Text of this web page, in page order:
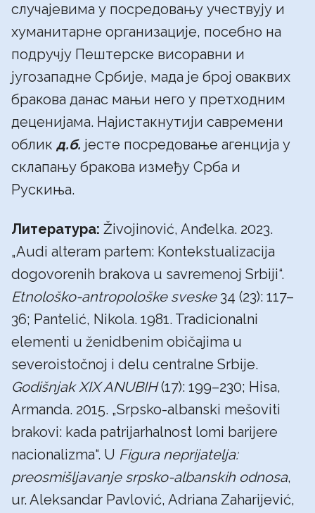
случајевима у посредовању учествују и
хуманитарне организације, посебно на
подручју Пештерске висоравни и
југозападне Србије, мада је број оваквих
бракова данас мањи него у претходним
деценијама. Најистакнутији савремени
облик д.б. јесте посредовање агенција у
склапању бракова између Срба и
Рускиња.
Литература: Živojinović, Anđelka. 2023.
„Audi alteram partem: Kontekstualizacija
dogovorenih brakova u savremenoj Srbiji“.
Etnološko-antropološke sveske 34 (23): 117–
36; Pantelić, Nikola. 1981. Tradicionalni
elementi u ženidbenim običajima u
severoistočnoj i delu centralne Srbije.
Godišnjak XIX ANUBIH(17): 199–230; Hisa,
Armanda. 2015. „Srpsko-albanski mešoviti
brakovi: kada patrijarhalnost lomi barijere
nacionalizma“. U Figura neprijatelja:
preosmišljavanje srpsko-albanskih odnosa,
ur. Aleksandar Pavlović, Adriana Zaharijević,